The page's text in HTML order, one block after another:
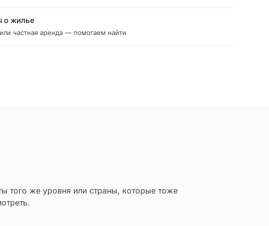
о жилье
частная аренда — помогаем найти
того же уровня или страны, которые тоже